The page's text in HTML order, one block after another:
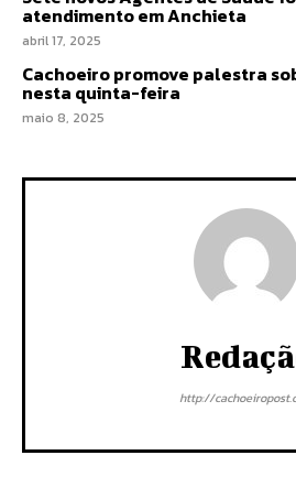
atendimento em Anchieta
abril 17, 2025
Cachoeiro promove palestra
nesta quinta-feira
maio 8, 2025
http://